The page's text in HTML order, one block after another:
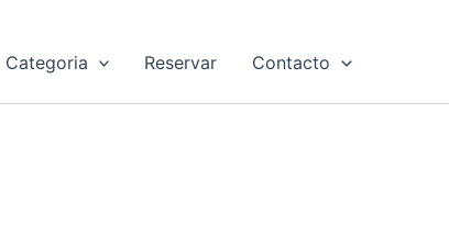
Categoria Reservar Contacto